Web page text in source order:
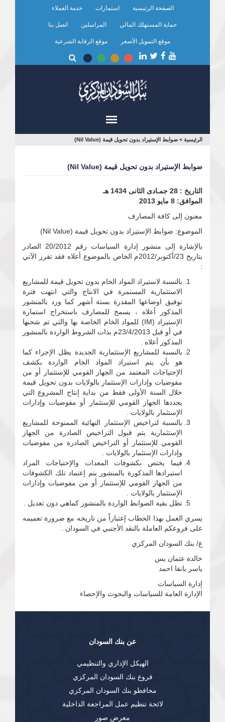
الصفحة الرئيسية استمارات خدمة العملاء
حماية المستهلك المالي المراسلين اتصل بنا
موقع التمويل الأصغر موقع الرقابة الشرعية
أنت
الرئيسية > ضوابط الإستيراد بدون تحويل قيمة (Nil Value)
ضوابط الإستيراد بدون تحويل قيمة (Nil Value)
التاريخ : 28 جمـادى الثانى 1434 هـ
الموافق: 8 مايو 2013
معنون إلى كافة المصارف
الموضوع: ضوابط الإستيراد بدون تحويل قيمة (Nil Value)
بالإشارة إلى منشور إدارة السياسات رقم 20/2012 الصادر
بتاريخ 23/أكتوبر/2012م الخاص بالموضوع أعلاه فقد تقرر الآتي
:
بالنسبة لاستيراد المواد الخام بدون تحويل قيمة للمشاريع
الاستثمارية المستمرة في الانتاج والتي انتهت فترة
توفيق اوضاعها المقدرة بستة أشهر كما ورد بالمنشور
المذكور أعلاه ، يسمح للمصارف باستخراج استمارة
الإستيراد (IM) للمواد الخام الخاصة بها والتي تم شحنها
في أو قبل 23/4/2013م بذات الشروط الواردة بالمنشور
المذكور أعلاه .
بالنسبة للمشاريع الإستثمارية الجديدة يظل الإجراء كما
هو بأن يتم استيراد المواد الخام الواردة بكشف
الإحتياجات المعتمد من الجهاز القومي للإستثمار أو من
مفوضيات وإدارات الإستثمار بالولايات بدون تحويل قيمة
خلال السنة الأولى فقط من بداية إنتاج المشروع التي
يحددها الجهاز القومي للإستثمار أو مفوضيات وإدارات
الإستثمار بالولايات .
بالنسبة لتراخيص الإستثمار النهائية الممنوحة للمشاريع
الإستثمارية يتم قبول التراخيص الصادرة من الجهاز
القومي للإستثمار أو التراخيص الصادرة من مفوضيات
وإدارات الإستثمار بالولايات .
فيما يختص بكشوفات المعدات والإحتياجات المراد
استيرادها المذكورة بالمنشور يتم إعتماد تلك الكشوفات
من الجهاز القومي للإستثمار أو من مفوضيات وإدارات
الإستثمار بالولايات .
تظل بقية الضوابط الواردة بالمنشور كماهي دون تعديل .
يسري العمل بهذا الخطاب إعتباراً من تاريخه مع ضرورة تعميمه
على فروعكم العاملة بالنقد الأجنبي في السودان .
ع/ بنك السودان المركزي
خالدة عثمان يس
ياسر بانقا احمد
إدارة السياسات
الإدارة العامة للسياسات والبحوث والإحصاء
عن بنك السودان
الهيكل الإداري والتنظيمي
فروع بنك السودان المركزي
محافظو بنك السودان المركزي
لائحة تنظيم عمل المراجعة الداخلية
معرض صور